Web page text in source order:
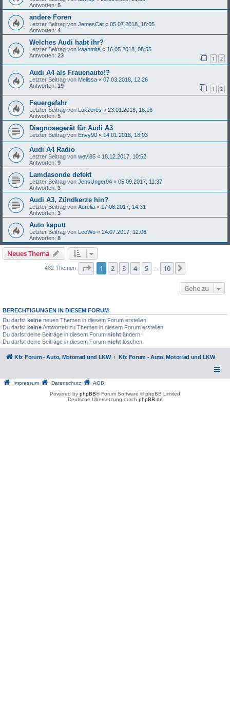
Antworten: 5
andere Foren
Letzter Beitrag von JamesCat « 05.07.2018, 18:05
Antworten: 4
Welches Audi habt ihr?
Letzter Beitrag von kaanmita « 16.05.2018, 08:55
Antworten: 23 1 2
Audi A4 als Frauenauto!?
Letzter Beitrag von Melissa « 07.03.2018, 12:26
Antworten: 19 1 2
Feuergefahr
Letzter Beitrag von Lukzeres « 23.01.2018, 18:16
Antworten: 5
Diagnosegerät für Audi A3
Letzter Beitrag von Envy90 « 14.01.2018, 18:03
Audi A4 Radio
Letzter Beitrag von wevi85 « 18.12.2017, 10:52
Antworten: 9
Lamdasonde defekt
Letzter Beitrag von JensUnger04 « 05.09.2017, 11:37
Antworten: 3
Audi A3, Zündkerze hin?
Letzter Beitrag von Aurelia « 17.08.2017, 14:31
Antworten: 3
Auto kaputt
Letzter Beitrag von LeoWo « 24.07.2017, 12:06
Antworten: 8
Neues Thema
482 Themen Seite 1von 10
1 2 3 4 5 10
Gehe zu
BERECHTIGUNGEN IN DIESEM FORUM
Du darfst keine neuen Themen in diesem Forum erstellen.
Du darfst keineAntworten zu Themen in diesem Forum erstellen.
Du darfst deine Beiträge in diesem Forum nicht ändern.
Du darfst deine Beiträge in diesem Forum nicht löschen.
Kfz Forum - Auto, Motorrad und LKW Kfz Forum - Auto, Motorrad und LKW
Impressum Datenschutz
AGB
Powered by phpBB® Forum Software © phpBB Limited
Deutsche Übersetzung durch phpBB.de